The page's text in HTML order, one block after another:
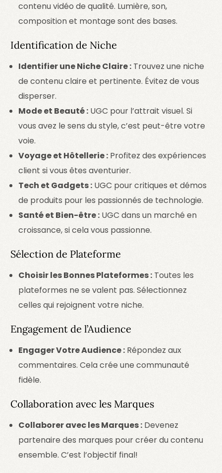
contenu vidéo de qualité. Lumière, son,
composition et montage sont des bases.
Identification de Niche
Identifier une Niche Claire : Trouvez une niche
de contenu claire et pertinente. Évitez de vous
disperser.
Mode et Beauté : UGC pour l’attrait visuel. Si
vous avez le sens du style, c’est peut-être votre
voie.
Voyage et Hôtellerie : Profitez des expériences
client si vous êtes aventurier.
Tech et Gadgets : UGC pour critiques et démos
de produits pour les passionnés de technologie.
Santé et Bien-être : UGC dans un marché en
croissance, si cela vous passionne.
Sélection de Plateforme
Choisir les Bonnes Plateformes : Toutes les
plateformes ne se valent pas. Sélectionnez
celles qui rejoignent votre niche.
Engagement de l’Audience
Engager Votre Audience : Répondez aux
commentaires. Cela crée une communauté
fidèle.
Collaboration avec les Marques
Collaborer avec les Marques : Devenez
partenaire des marques pour créer du contenu
ensemble. C’est l’objectif final!